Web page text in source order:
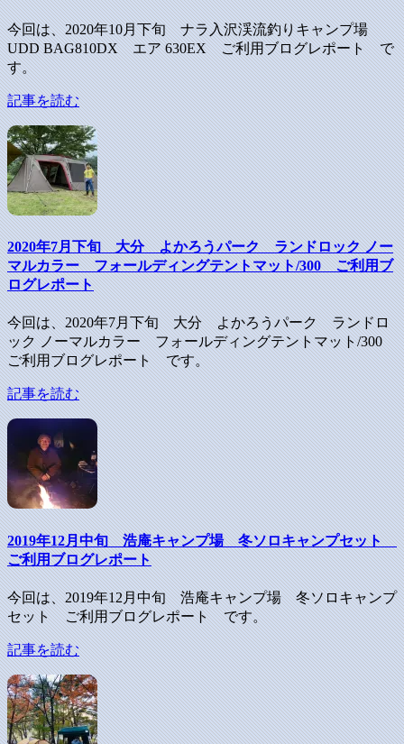
今回は、2020年10月下旬 ナラ入沢渓流釣りキャンプ場
UDD BAG810DX エア 630EX ご利用ブログレポート で
す。
記事を読む
2020年7月下旬 大分 よかろうパーク ランドロック ノー
マルカラー フォールディングテントマット/300 ご利用ブ
ログレポート
今回は、2020年7月下旬 大分 よかろうパーク ランドロ
ック ノーマルカラー フォールディングテントマット/300
ご利用ブログレポート です。
記事を読む
2019年12月中旬 浩庵キャンプ場 冬ソロキャンプセット
ご利用ブログレポート
今回は、2019年12月中旬 浩庵キャンプ場 冬ソロキャンプ
セット ご利用ブログレポート です。
記事を読む